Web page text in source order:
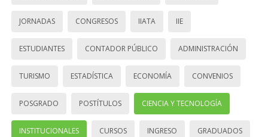
JORNADAS CONGRESOS IIATA IIE
ESTUDIANTES CONTADOR PÚBLICO ADMINISTRACIÓN
TURISMO ESTADÍSTICA ECONOMÍA CONVENIOS
POSGRADO POSTÍTULOS CIENCIA Y TECNOLOGÍA
INSTITUCIONALES CURSOS INGRESO GRADUADOS